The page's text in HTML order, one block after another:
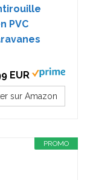
PVC
EUR
sur Amazon
PROMO